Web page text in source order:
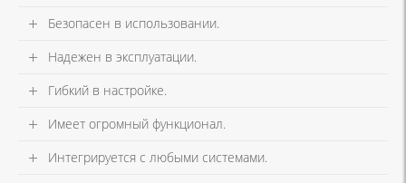
Безопасен в использовании.
Надежен в эксплуатации.
Гибкий в настройке.
Имеет огромный функционал.
Интегрируется с любыми системами.